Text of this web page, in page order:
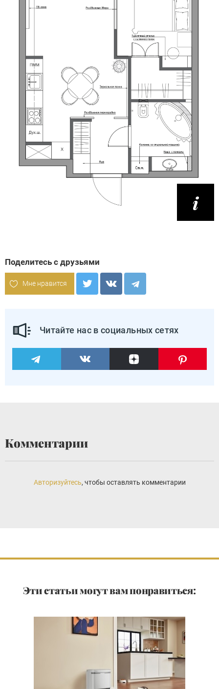
Поделитесь с друзьями
Мне нравится
Читайте нас в социальных сетях
Комментарии
Авторизуйтесь, чтобы оставлять комментарии
Эти статьи могут вам понравиться: